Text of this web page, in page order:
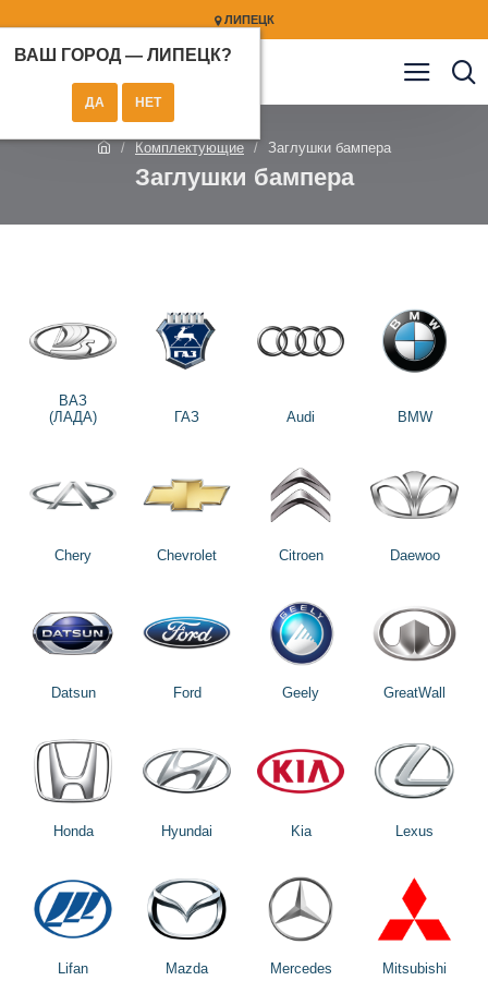
ЛИПЕЦК
ВАШ ГОРОД — ЛИПЕЦК?
Комплектующие Заглушки бампера
Заглушки бампера
ВАЗ
(ЛАДА)
ГАЗ Audi BMW
Chery Chevrolet Citroen Daewoo
Datsun Ford Geely GreatWall
Honda Hyundai Kia Lexus
Lifan Mazda Mercedes Mitsubishi